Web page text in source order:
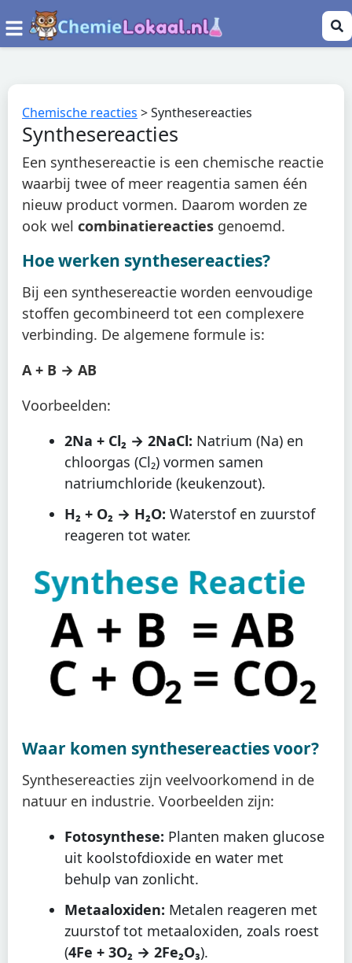
Chemische reacties >Synthesereacties
Synthesereacties
Een synthesereactie is een chemische reactie
waarbij twee of meer reagentia samen één
nieuw product vormen. Daarom worden ze
ook wel combinatiereacties genoemd.
Hoe werken synthesereacties?
Bij een synthesereactie worden eenvoudige
stoffen gecombineerd tot een complexere
verbinding. De algemene formule is:
A + B → AB
Voorbeelden:
2Na + Cl₂ → 2NaCl: Natrium (Na) en
chloorgas (Cl₂) vormen samen
natriumchloride (keukenzout).
H₂ + O₂ → H₂O: Waterstof en zuurstof
reageren tot water.
Waar komen synthesereacties voor?
Synthesereacties zijn veelvoorkomend in de
natuur en industrie. Voorbeelden zijn:
Fotosynthese: Planten maken glucose
uit koolstofdioxide en water met
behulp van zonlicht.
Metaaloxiden: Metalen reageren met
zuurstof tot metaaloxiden, zoals roest
(4Fe + 3O₂ → 2Fe₂O₃).